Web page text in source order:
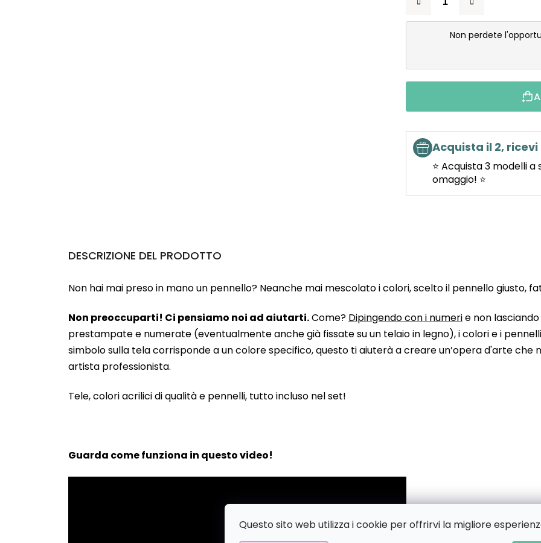
Questo sito web utilizza i cookie per offrirvi la migliore
Non perdete
Acquista il 2, ricevi
⭐ Acquista 3 modelli
omaggio! ⭐
DESCRIZIONE DEL PRODOTTO
Non hai mai preso in mano un pennello? Neanche mai mescolato i colori, scelto il pennello giusto,
Non preoccuparti! Ci pensiamo noi ad aiutarti.Come? Dipingendo con i numerie non
prestampate e numerate (eventualmente anche già fissate su un telaio in legno), i colori e i
simbolo sulla tela corrisponde a un colore specifico, questo ti aiuterà a creare un’opera d'arte che
artista professionista.
Tele, colori acrilici di qualità e pennelli, tutto incluso nel set!
Guarda come funziona in questo video!